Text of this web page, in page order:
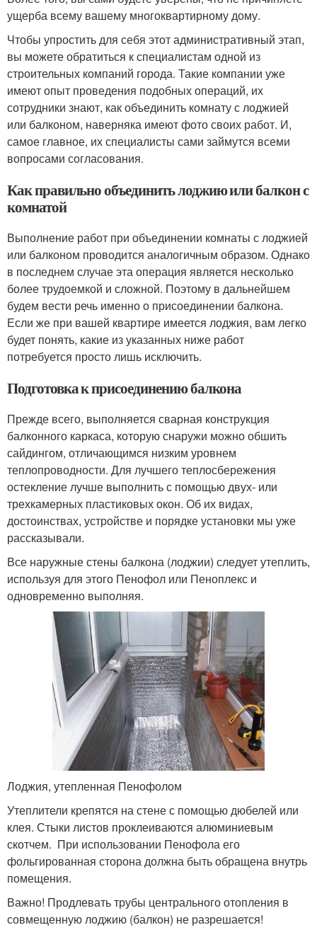
ущерба всему вашему многоквартирному дому.
Чтобы упростить для себя этот административный этап,
вы можете обратиться к специалистам одной из
строительных компаний города. Такие компании уже
имеют опыт проведения подобных операций, их
сотрудники знают, как объединить комнату с лоджией
или балконом, наверняка имеют фото своих работ. И,
самое главное, их специалисты сами займутся всеми
вопросами согласования.
Как правильно объединить лоджию или балкон с
комнатой
Выполнение работ при объединении комнаты с лоджией
или балконом проводится аналогичным образом. Однако
в последнем случае эта операция является несколько
более трудоемкой и сложной. Поэтому в дальнейшем
будем вести речь именно о присоединении балкона.
Если же при вашей квартире имеется лоджия, вам легко
будет понять, какие из указанных ниже работ
потребуется просто лишь исключить.
Подготовка к присоединению балкона
Прежде всего, выполняется сварная конструкция
балконного каркаса, которую снаружи можно обшить
сайдингом, отличающимся низким уровнем
теплопроводности. Для лучшего теплосбережения
остекление лучше выполнить с помощью двух- или
трехкамерных пластиковых окон. Об их видах,
достоинствах, устройстве и порядке установки мы уже
рассказывали.
Все наружные стены балкона (лоджии) следует утеплить,
используя для этого Пенофол или Пеноплекс и
одновременно выполняя.
Лоджия, утепленная Пенофолом
Утеплители крепятся на стене с помощью дюбелей или
клея. Стыки листов проклеиваются алюминиевым
скотчем. При использовании Пенофола его
фольгированная сторона должна быть обращена внутрь
помещения.
Важно! Продлевать трубы центрального отопления в
совмещенную лоджию (балкон) не разрешается!